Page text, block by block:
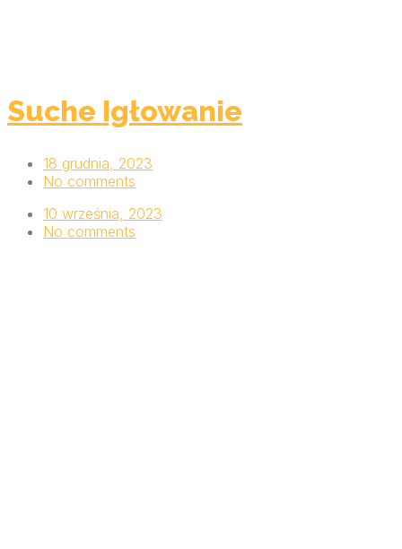
Suche Igłowanie
18 grudnia, 2023
No comments
10 września, 2023
No comments